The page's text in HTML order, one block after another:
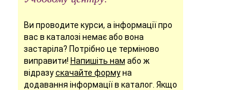
Ви проводите курси, а інформації про
вас в каталозі немає або вона
застаріла? Потрібно це терміново
виправити! Напишіть нам або ж
відразускачайте формуна
додавання інформації в каталог. Якщо